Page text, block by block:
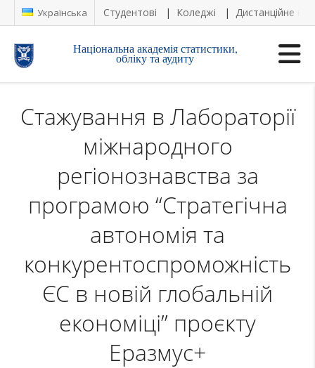
Українська Студентові Коледжі Дистанційне
Національна академія статистики,
обліку та аудиту
Стажування в Лабораторії
міжнародного
регіонознавства за
програмою “Стратегічна
автономія та
конкурентоспроможність
ЄС в новій глобальній
економіці” проєкту
Еразмус+